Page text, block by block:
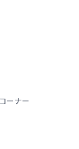
ーナー